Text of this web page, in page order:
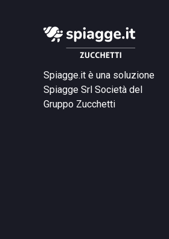
Spiagge.it è una soluzione
Spiagge Srl Società del
Gruppo Zucchetti